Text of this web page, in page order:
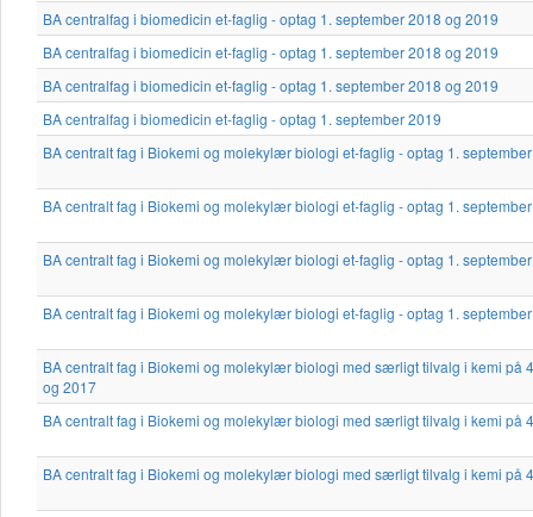
BA centralfag i biomedicin et-faglig - optag 1. september 2018 og 2019
BA centralfag i biomedicin et-faglig - optag 1. september 2018 og 2019
BA centralfag i biomedicin et-faglig - optag 1. september 2018 og 2019
BA centralfag i biomedicin et-faglig - optag 1. september 2019
BA centralt fag i Biokemi og molekylær biologi et-faglig - optag 1.
BA centralt fag i Biokemi og molekylær biologi et-faglig - optag 1.
BA centralt fag i Biokemi og molekylær biologi et-faglig - optag 1.
BA centralt fag i Biokemi og molekylær biologi et-faglig - optag 1.
BA centralt fag i Biokemi og molekylær biologi med særligt tilvalg i kemi på
og 2017
BA centralt fag i Biokemi og molekylær biologi med særligt tilvalg i kemi på
BA centralt fag i Biokemi og molekylær biologi med særligt tilvalg i kemi på